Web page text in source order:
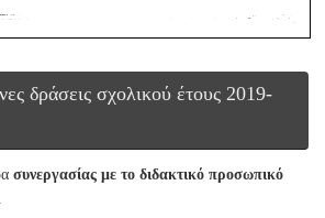
δράσεις σχολικού έτους 2019-
συνεργασίας με το διδακτικό προσωπικό
.